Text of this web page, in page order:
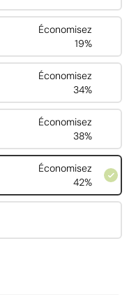
Économisez
19%
Économisez
34%
Économisez
38%
Économisez
42%